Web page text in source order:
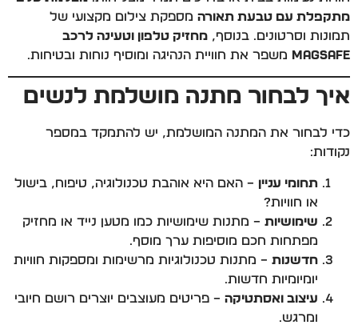
מתקפלת עם טבעת תאורה מספקת צילום מקצועי של
תמונות וסרטונים. בנוסף, מחזיק טלפון וטעינה לרכב
MagSafe משפר את חוויית הנהיגה ומוסיף נוחות ובטיחות.
איך לבחור מתנה מושלמת לנשים
כדי לבחור את המתנה המושלמת, יש להתמקד במספר
נקודות:
תחומי עניין – האם היא אוהבת טכנולוגיה, טיפוח, בישול
או חוויות?
שימושיות – מתנות שימושיות כמו מטען נייד או מחזיק
מפתחות חכם מוסיפות ערך מוסף.
חדשנות – מתנות טכנולוגיות מרשימות ומספקות חוויות
יומיומיות חדשות.
עיצוב ואסתטיקה – פריטים מעוצבים יוצרים רושם חיובי
ומרגש.